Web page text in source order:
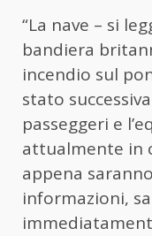
“La nave – si
bandiera
incendio sul
stato
passeggeri e
attualmente in
appena
informazioni,